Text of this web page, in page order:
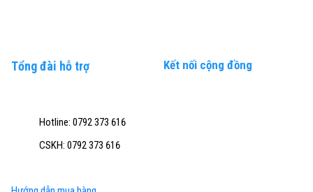
Tổng đài hỗ trợ
Hotline: 0792 373 616
CSKH: 0792 373 616
Kết nối cộng đồng